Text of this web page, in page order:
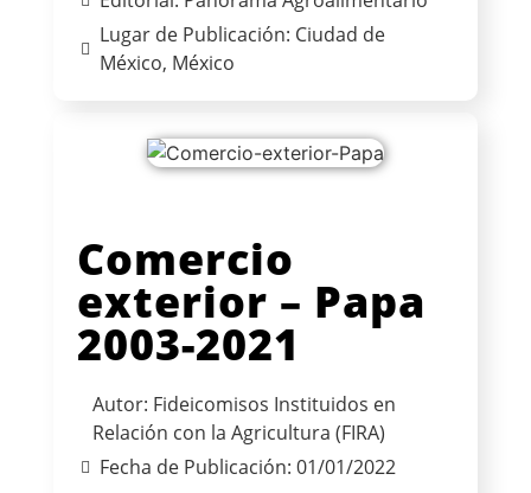
Lugar de Publicación: Ciudad de
México, México
Comercio
exterior – Papa
2003-2021
Autor: Fideicomisos Instituidos en
Relación con la Agricultura (FIRA)
Fecha de Publicación: 01/01/2022